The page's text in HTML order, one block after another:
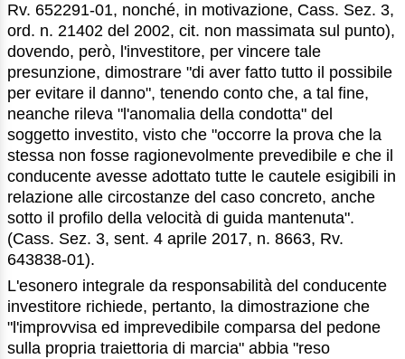
Rv. 652291-01, nonché, in motivazione, Cass. Sez. 3,
ord. n. 21402 del 2002, cit. non massimata sul punto),
dovendo, però, l'investitore, per vincere tale
presunzione, dimostrare "di aver fatto tutto il possibile
per evitare il danno", tenendo conto che, a tal fine,
neanche rileva "l'anomalia della condotta" del
soggetto investito, visto che "occorre la prova che la
stessa non fosse ragionevolmente prevedibile e che il
conducente avesse adottato tutte le cautele esigibili in
relazione alle circostanze del caso concreto, anche
sotto il profilo della velocità di guida mantenuta".
(Cass. Sez. 3, sent. 4 aprile 2017, n. 8663, Rv.
643838-01).
L'esonero integrale da responsabilità del conducente
investitore richiede, pertanto, la dimostrazione che
"l'improvvisa ed imprevedibile comparsa del pedone
sulla propria traiettoria di marcia" abbia "reso